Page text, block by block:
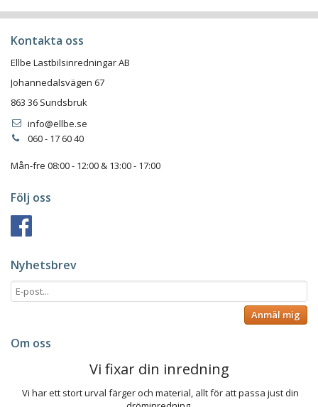
Kontakta oss
Ellbe Lastbilsinredningar AB
Johannedalsvägen 67
863 36 Sundsbruk
info@ellbe.se
060 - 17 60 40
Mån-fre 08:00 - 12:00 & 13:00 - 17:00
Följ oss
Nyhetsbrev
Anmäl mig
Om oss
Vi fixar din inredning
Vi har ett stort urval färger och material, allt för att passa just din